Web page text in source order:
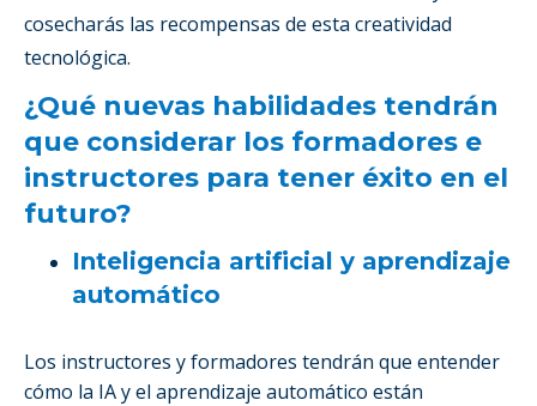
cosecharás las recompensas de esta creatividad
tecnológica.
¿Qué nuevas habilidades tendrán
que considerar los formadores e
instructores para tener éxito en el
futuro?
Inteligencia artificial y aprendizaje
automático
Los instructores y formadores tendrán que entender
cómo la IA y el aprendizaje automático están